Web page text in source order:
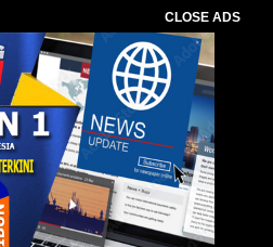
CLOSE ADS